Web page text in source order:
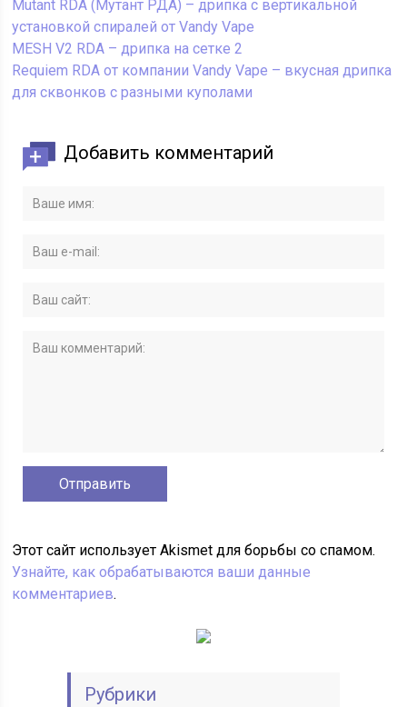
Mutant RDA (Мутант РДА) – дрипка с вертикальной
установкой спиралей от Vandy Vape
MESH V2 RDA – дрипка на сетке 2
Requiem RDA от компании Vandy Vape – вкусная дрипка
для сквонков с разными куполами
Добавить комментарий
Этот сайт использует Akismet для борьбы со спамом.
Узнайте, как обрабатываются ваши данные
комментариев.
Рубрики